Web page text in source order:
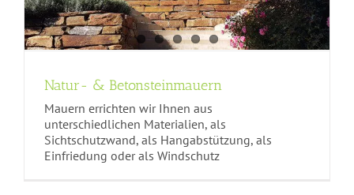
Natur- & Betonsteinmauern
Mauern errichten wir Ihnen aus
unterschiedlichen Materialien, als
Sichtschutzwand, als Hangabstützung, als
Einfriedung oder als Windschutz